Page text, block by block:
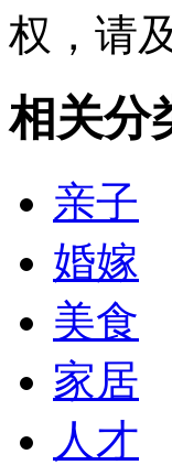
权，请
相关分
亲子
婚嫁
美食
家居
人才